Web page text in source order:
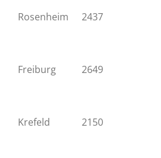
Rosenheim 2437
Freiburg 2649
Krefeld 2150